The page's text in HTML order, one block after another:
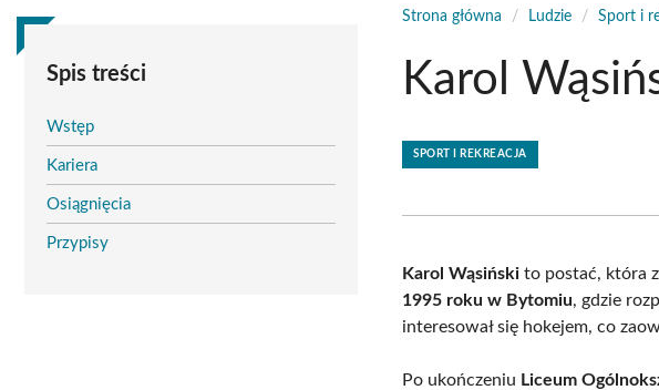
Spis treści
Wstęp
Kariera
Osiągnięcia
Przypisy
Strona główna / Ludzie / Sport i
Karol
SPORT I REKREACJA
Karol Wąsiński to postać, która z
1995 roku w Bytomiu, gdzie
interesował się hokejem, co
Po ukończeniu Liceum